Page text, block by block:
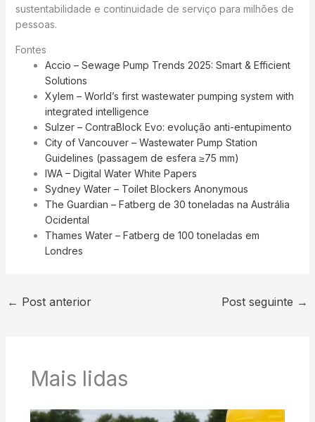
sustentabilidade e continuidade de serviço para milhões de
pessoas.
Fontes
Accio – Sewage Pump Trends 2025: Smart & Efficient
Solutions
Xylem – World’s first wastewater pumping system with
integrated intelligence
Sulzer – ContraBlock Evo: evolução anti-entupimento
City of Vancouver – Wastewater Pump Station
Guidelines (passagem de esfera ≥75 mm)
IWA – Digital Water White Papers
Sydney Water – Toilet Blockers Anonymous
The Guardian – Fatberg de 30 toneladas na Austrália
Ocidental
Thames Water – Fatberg de 100 toneladas em
Londres
← Post anterior Post seguinte →
Mais lidas